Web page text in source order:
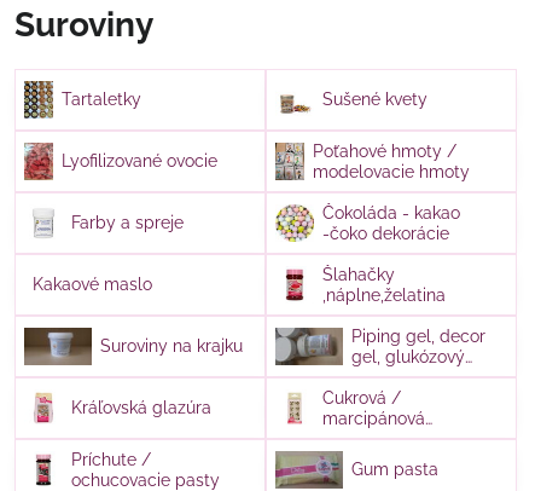
Suroviny
Tartaletky Sušené kvety
Lyofilizované ovocie
Poťahové hmoty /
modelovacie hmoty
Farby a spreje
Čokoláda - kakao
-čoko dekorácie
Kakaové maslo
Šlahačky
,náplne,želatina
Suroviny na krajku
Piping gel, decor
gel, glukózový
sirup
Kráľovská glazúra
Cukrová /
marcipánová
dekorácia
Príchute /
ochucovacie pasty
Gum pasta